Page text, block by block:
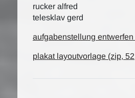
rucker alfred
telesklav gerd
aufgabenstellung entwerfen
plakat layoutvorlage (zip,